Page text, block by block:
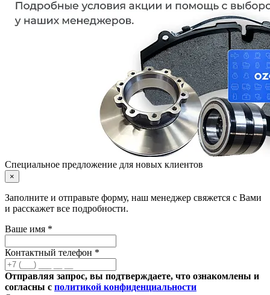
Специальное предложение для новых клиентов
×
Заполните и отправьте форму, наш менеджер свяжется с Вами
и расскажет все подробности.
Ваше имя *
Контактный телефон *
Отправляя запрос, вы подтверждаете, что ознакомлены и
согласны с политикой конфиденциальности